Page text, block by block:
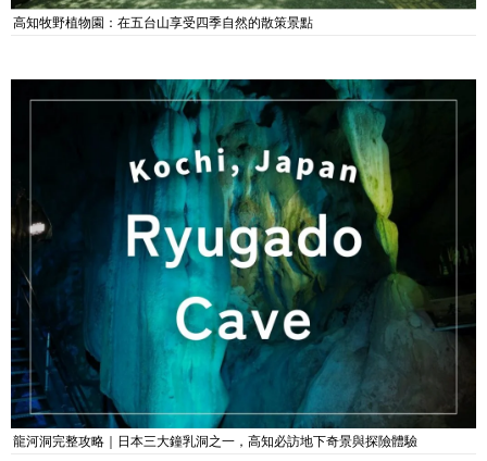
高知牧野植物園：在五台山享受四季自然的散策景點
龍河洞完整攻略｜日本三大鐘乳洞之一，高知必訪地下奇景與探險體驗